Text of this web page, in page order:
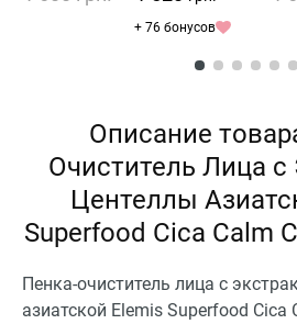
+ 76 бонусов
Описание
Очиститель Лица с
Центеллы
Superfood Cica Calm
Пенка-очиститель лица с
азиатской Elemis Superfood Cica